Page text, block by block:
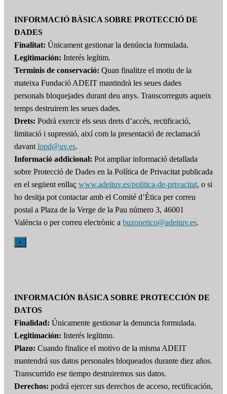
INFORMACIÓ BÀSICA SOBRE PROTECCIÓ DE
DADES
Finalitat: Únicament gestionar la denúncia formulada.
Legitimación: Interés legítim.
Terminis de conservació: Quan finalitze el motiu de la
mateixa Fundació ADEIT mantindrà les seues dades
personals bloquejades durant deu anys. Transcorreguts aqueix
temps destruirem les seues dades.
Drets: Podrà exercir els seus drets d’accés, rectificació,
limitació i supressió, així com la presentació de reclamació
davant lopd@uv.es.
Informació addicional: Pot ampliar informació detallada
sobre Protecció de Dades en la Política de Privacitat publicada
en el següent enllaç www.adeituv.es/politica-de-privacitat, o si
ho desitja pot contactar amb el Comité d’Ètica per correu
postal a Plaza de la Verge de la Pau número 3, 46001
València o per correu electrònic a buzonetico@adeituv.es.
×
INFORMACIÓN BÁSICA SOBRE PROTECCIÓN DE
DATOS
Finalidad: Únicamente gestionar la denuncia formulada.
Legitimación: Interés legítimo.
Plazo: Cuando finalice el motivo de la misma ADEIT
mantendrá sus datos personales bloqueados durante diez años.
Transcurrido ese tiempo destruiremos sus datos.
Derechos: podrá ejercer sus derechos de acceso, rectificación,